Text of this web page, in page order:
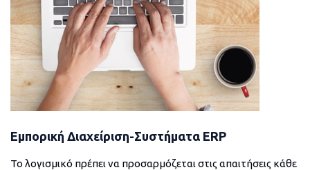
Εμπορική Διαχείριση-Συστήματα ERP
Το λογισμικό πρέπει να προσαρμόζεται στις απαιτήσεις κάθε